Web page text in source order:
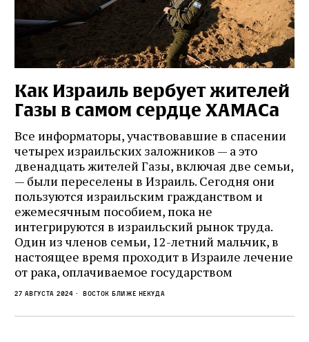
Как Израиль вербует жителей
Газы в самом сердце ХАМАСа
Все информаторы, участвовавшие в спасении
четырех израильских заложников — а это
двенадцать жителей Газы, включая две семьи,
— были переселены в Израиль. Сегодня они
пользуются израильским гражданством и
ежемесячным пособием, пока не
интегрируются в израильский рынок труда.
Один из членов семьи, 12-летний мальчик, в
настоящее время проходит в Израиле лечение
от рака, оплачиваемое государством
27 августа 2024 Восток ближе некуда